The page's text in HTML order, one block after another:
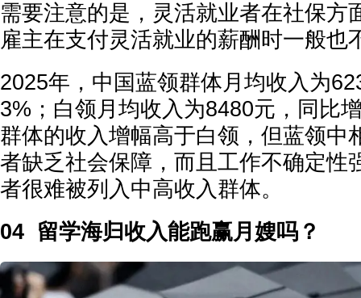
需要注意的是，灵活就业者在社保方
雇主在支付灵活就业的薪酬时一般也
2025年，中国蓝领群体月均收入为
3%；白领月均收入为8480元，同比
群体的收入增幅高于白领，但蓝领中
者缺乏社会保障，而且工作不确定性
者很难被列入中高收入群体。
04 留学海归收入能跑赢月嫂吗？